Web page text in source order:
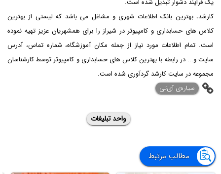
یک فرایند دشوار تبدیل شده است.
کارشد، بهترین بانک اطلاعات شهری و مشاغل می باشد که لیستی از بهترین
کلاس های حسابداری و کامپیوتر در شیراز را برای همشهریان عزیز تهیه نموده
است. تمام اطلاعات مورد نیاز از جمله مکان آموزشگاه، شماره تماس، آدرس
سایت و... در رابطه با بهترین کلاس های حسابداری و کامپیوتر توسط کارشناسان
مجموعه در سایت کارشد گردآوری شده است.
‌سیاره‌ی آی‌تی
واحد تبلیغات
مطالب مرتبط